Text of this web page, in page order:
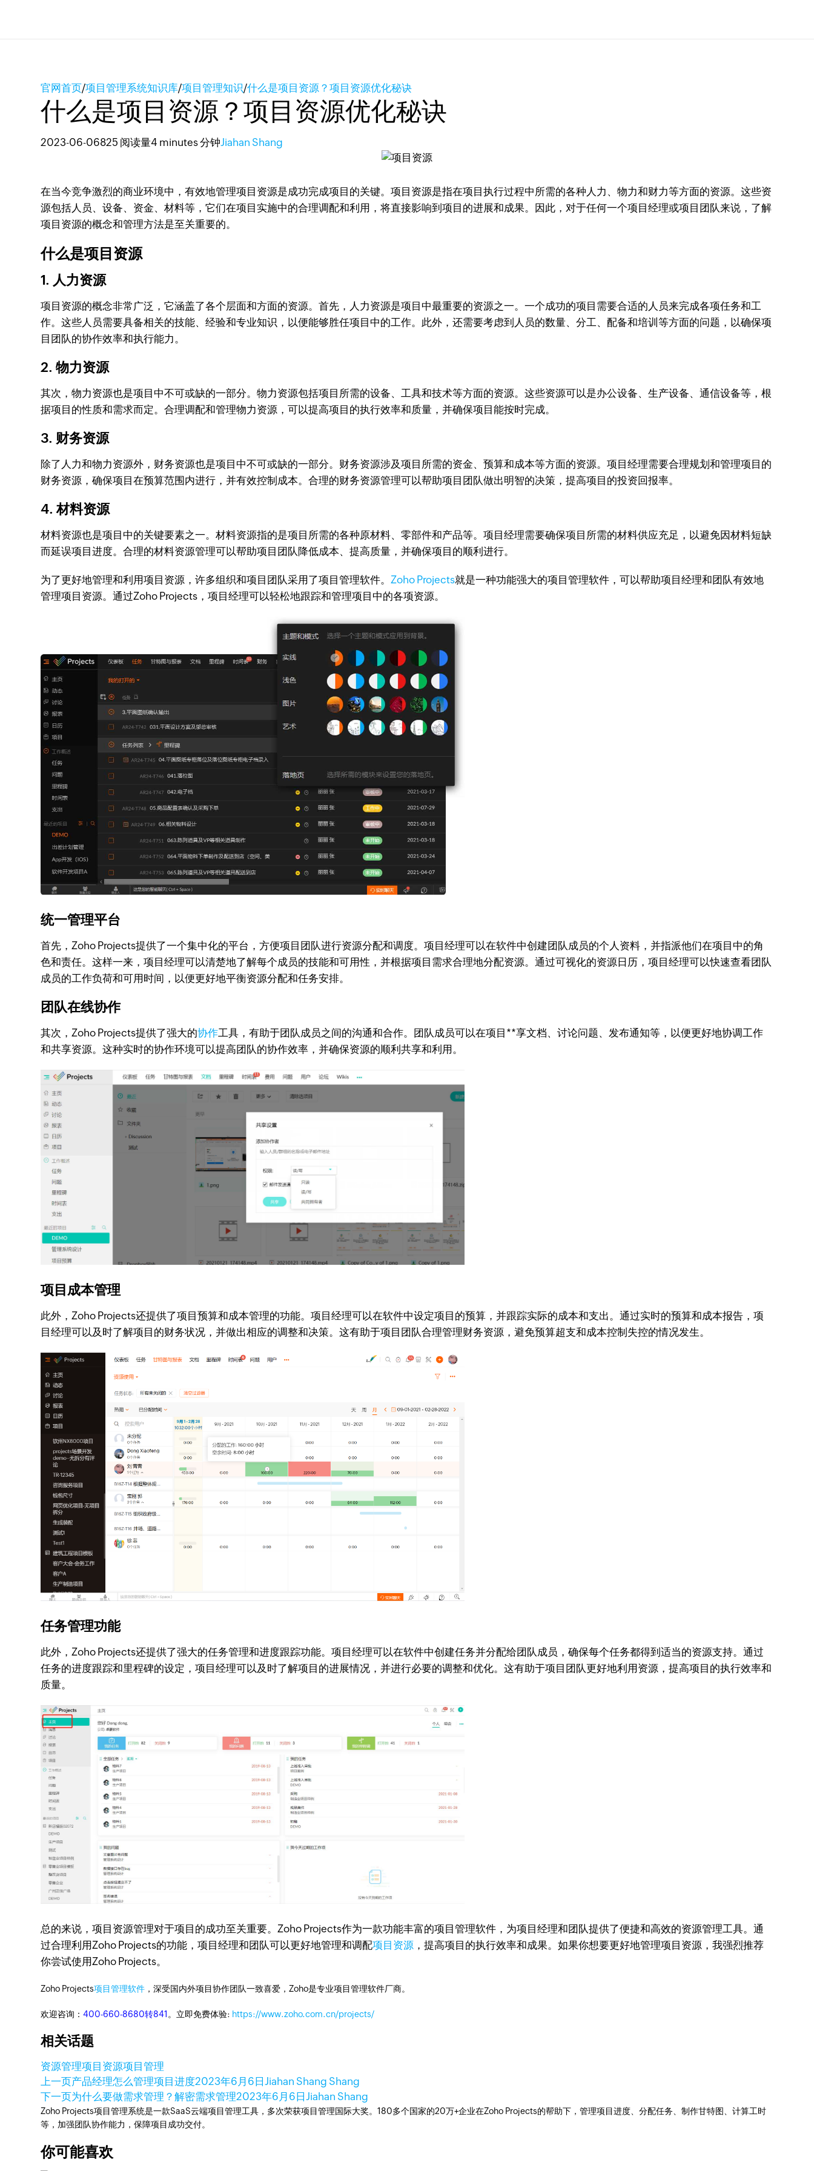
官网首页/项目管理系统知识库/项目管理知识/什么是项目资源？项目资源优化秘诀
什么是项目资源？项目资源优化秘诀
2023-06-06825 阅读量4 minutes 分钟Jiahan Shang
在当今竞争激烈的商业环境中，有效地管理项目资源是成功完成项目的关键。项目资源是指在项目执行过程中所需的各种人力、物力和财力等方面的资源。这些资
源包括人员、设备、资金、材料等，它们在项目实施中的合理调配和利用，将直接影响到项目的进展和成果。因此，对于任何一个项目经理或项目团队来说，了解
项目资源的概念和管理方法是至关重要的。
什么是项目资源
1. 人力资源
项目资源的概念非常广泛，它涵盖了各个层面和方面的资源。首先，人力资源是项目中最重要的资源之一。一个成功的项目需要合适的人员来完成各项任务和工
作。这些人员需要具备相关的技能、经验和专业知识，以便能够胜任项目中的工作。此外，还需要考虑到人员的数量、分工、配备和培训等方面的问题，以确保项
目团队的协作效率和执行能力。
2. 物力资源
其次，物力资源也是项目中不可或缺的一部分。物力资源包括项目所需的设备、工具和技术等方面的资源。这些资源可以是办公设备、生产设备、通信设备等，根
据项目的性质和需求而定。合理调配和管理物力资源，可以提高项目的执行效率和质量，并确保项目能按时完成。
3. 财务资源
除了人力和物力资源外，财务资源也是项目中不可或缺的一部分。财务资源涉及项目所需的资金、预算和成本等方面的资源。项目经理需要合理规划和管理项目的
财务资源，确保项目在预算范围内进行，并有效控制成本。合理的财务资源管理可以帮助项目团队做出明智的决策，提高项目的投资回报率。
4. 材料资源
材料资源也是项目中的关键要素之一。材料资源指的是项目所需的各种原材料、零部件和产品等。项目经理需要确保项目所需的材料供应充足，以避免因材料短缺
而延误项目进度。合理的材料资源管理可以帮助项目团队降低成本、提高质量，并确保项目的顺利进行。
为了更好地管理和利用项目资源，许多组织和项目团队采用了项目管理软件。Zoho Projects就是一种功能强大的项目管理软件，可以帮助项目经理和团队有效地
管理项目资源。通过Zoho Projects，项目经理可以轻松地跟踪和管理项目中的各项资源。
统一管理平台
首先，Zoho Projects提供了一个集中化的平台，方便项目团队进行资源分配和调度。项目经理可以在软件中创建团队成员的个人资料，并指派他们在项目中的角
色和责任。这样一来，项目经理可以清楚地了解每个成员的技能和可用性，并根据项目需求合理地分配资源。通过可视化的资源日历，项目经理可以快速查看团队
成员的工作负荷和可用时间，以便更好地平衡资源分配和任务安排。
团队在线协作
其次，Zoho Projects提供了强大的协作工具，有助于团队成员之间的沟通和合作。团队成员可以在项目**享文档、讨论问题、发布通知等，以便更好地协调工作
和共享资源。这种实时的协作环境可以提高团队的协作效率，并确保资源的顺利共享和利用。
项目成本管理
此外，Zoho Projects还提供了项目预算和成本管理的功能。项目经理可以在软件中设定项目的预算，并跟踪实际的成本和支出。通过实时的预算和成本报告，项
目经理可以及时了解项目的财务状况，并做出相应的调整和决策。这有助于项目团队合理管理财务资源，避免预算超支和成本控制失控的情况发生。
任务管理功能
此外，Zoho Projects还提供了强大的任务管理和进度跟踪功能。项目经理可以在软件中创建任务并分配给团队成员，确保每个任务都得到适当的资源支持。通过
任务的进度跟踪和里程碑的设定，项目经理可以及时了解项目的进展情况，并进行必要的调整和优化。这有助于项目团队更好地利用资源，提高项目的执行效率和
质量。
总的来说，项目资源管理对于项目的成功至关重要。Zoho Projects作为一款功能丰富的项目管理软件，为项目经理和团队提供了便捷和高效的资源管理工具。通
过合理利用Zoho Projects的功能，项目经理和团队可以更好地管理和调配项目资源 ，提高项目的执行效率和成果。如果你想要更好地管理项目资源，我强烈推荐
你尝试使用Zoho Projects。
Zoho Projects项目管理软件 ，深受国内外项目协作团队一致喜爱，Zoho是专业项目管理软件厂商。
欢迎咨询：400-660-8680转841 。立即免费体验: https://www.zoho.com.cn/projects/
相关话题
资源管理项目资源项目管理
上一页产品经理怎么管理项目进度2023年6月6日Jiahan Shang Shang
下一页为什么要做需求管理？解密需求管理2023年6月6日Jiahan Shang
Zoho Projects项目管理系统是一款SaaS云端项目管理工具，多次荣获项目管理国际大奖。180多个国家的20万+企业在Zoho Projects的帮助下，管理项目进度、分配任务、制作甘特图、计算工时
等，加强团队协作能力，保障项目成功交付。
你可能喜欢